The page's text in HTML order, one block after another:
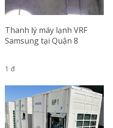
Thanh lý máy lạnh VRF
Samsung tại Quận 8
1 đ